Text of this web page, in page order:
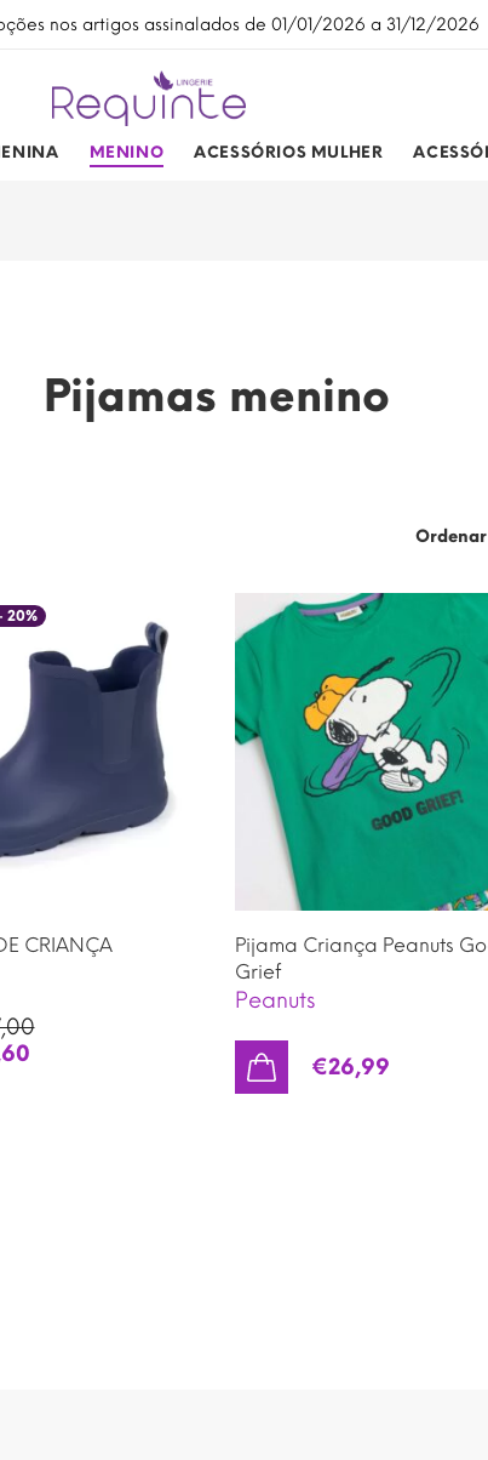
nos artigos assinalados de 01/01/2026 a 31/12/2026
MENINO ACESSÓRIOS MULHER
Pijamas menino
20%
CRIANÇA
Pijama Criança Peanuts
Grief
Peanuts
€26,99